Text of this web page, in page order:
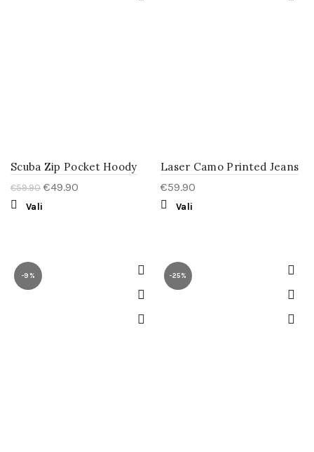
Scuba Zip Pocket Hoody
€59.90 €49.90
Vali
Laser Camo Printed Jeans
€59.90
Vali
-9% -25%